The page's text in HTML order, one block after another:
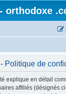
orthodoxe
Politique de
explique en détail
affiliés (désignés